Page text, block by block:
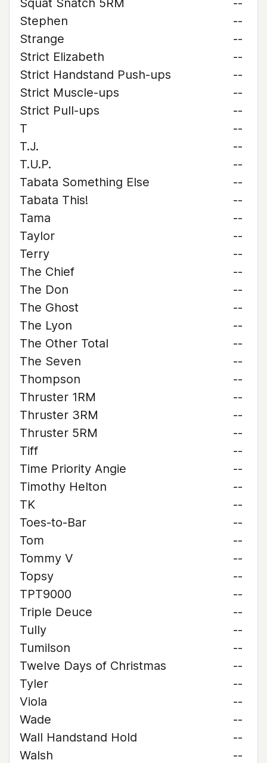
Squat Snatch 5RM
--
Stephen
--
Strange
--
Strict Elizabeth
--
Strict Handstand Push-ups
--
Strict Muscle-ups
--
Strict Pull-ups
--
T
--
T.J.
--
T.U.P.
--
Tabata Something Else
--
Tabata This!
--
Tama
--
Taylor
--
Terry
--
The Chief
--
The Don
--
The Ghost
--
The Lyon
--
The Other Total
--
The Seven
--
Thompson
--
Thruster 1RM
--
Thruster 3RM
--
Thruster 5RM
--
Tiff
--
Time Priority Angie
--
Timothy Helton
--
TK
--
Toes-to-Bar
--
Tom
--
Tommy V
--
Topsy
--
TPT9000
--
Triple Deuce
--
Tully
--
Tumilson
--
Twelve Days of Christmas
--
Tyler
--
Viola
--
Wade
--
Wall Handstand Hold
--
Walsh
--